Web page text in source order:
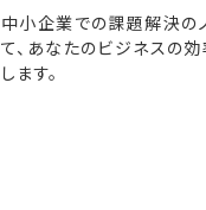
中小企業での課題解決の
て、あなたのビジネスの
します。